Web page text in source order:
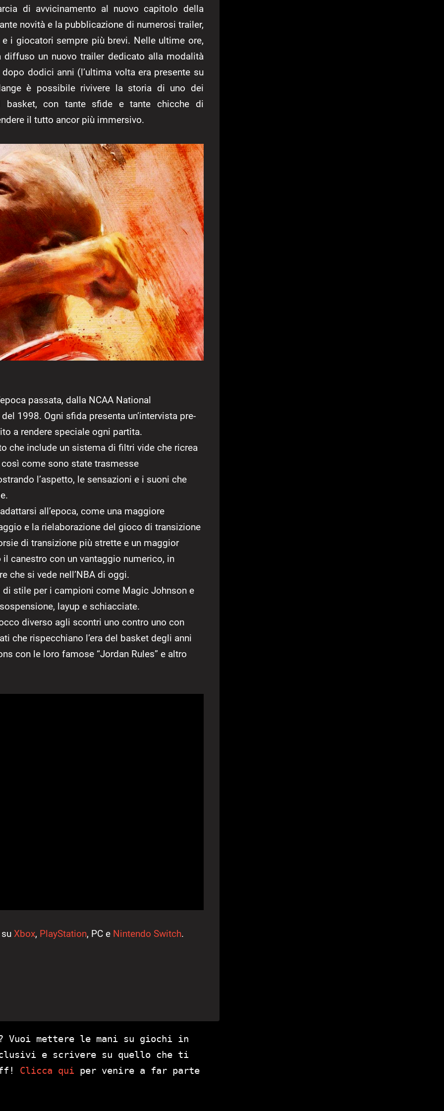
di avvicinamento al nuovo capitolo della
novità e la pubblicazione di numerosi trailer,
i giocatori sempre più brevi. Nelle ultime ore,
un nuovo trailer dedicato alla modalità
dodici anni (l’ultima volta era presente su
è possibile rivivere la storia di uno dei
con tante sfide e tante chicche di
il tutto ancor più immersivo.
passata, dalla NCAA National
1998. Ogni sfida presenta un’intervista pre-
a rendere speciale ogni partita.
che include un sistema di filtri vide che ricrea
come sono state trasmesse
l’aspetto, le sensazioni e i suoni che
all’epoca, come una maggiore
e la rielaborazione del gioco di transizione
di transizione più strette e un maggior
canestro con un vantaggio numerico, in
che si vede nell’NBA di oggi.
stile per i campioni come Magic Johnson e
layup e schiacciate.
diverso agli scontri uno contro uno con
che rispecchiano l’era del basket degli anni
con le loro famose “Jordan Rules” e altro
su Xbox, PlayStation, PC e Nintendo Switch.
mettere le mani su giochi in
e scrivere su quello che ti
Clicca qui per venire a far parte